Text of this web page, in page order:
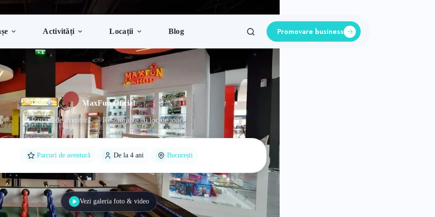
Activități Locații Blog Promovare business
MaxFun Oficial
Parcuri de aventură — Restaurante cu loc de joacă
Parcuri de aventură De la 4 ani București
Vezi galeria foto & video